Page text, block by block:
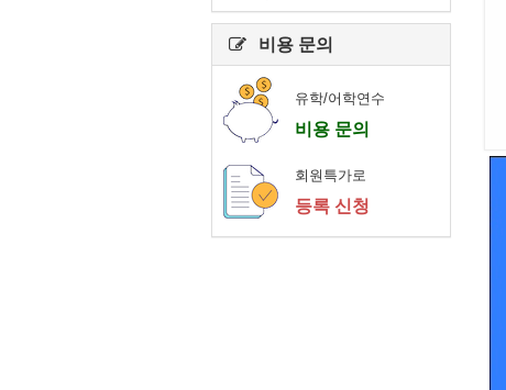
비용 문의
유학/어학연수
비용 문의
회원특가로
등록 신청